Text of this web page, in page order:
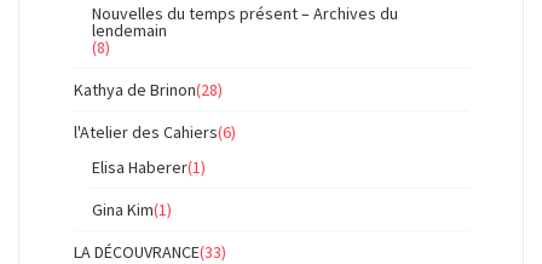
Nouvelles du temps présent – Archives du
lendemain
(8)
Kathya de Brinon(28)
l'Atelier des Cahiers(6)
Elisa Haberer(1)
Gina Kim(1)
LA DÉCOUVRANCE(33)